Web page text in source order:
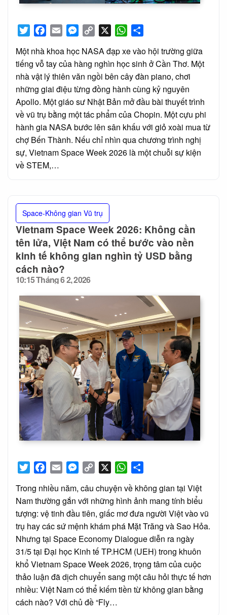
TwitterFacebook
Email Messenger
Copy
WhatsApp
Một nhà khoa học NASA đạp xe vào hội trường giữa
tiếng vỗ tay của hàng nghìn học sinh ở Cần Thơ. Một
nhà vật lý thiên văn ngồi bên cây đàn piano, chơi
những giai điệu từng đồng hành cùng kỷ nguyên
Apollo. Một giáo sư Nhật Bản mở đầu bài thuyết trình
về vũ trụ bằng một tác phẩm của Chopin. Một cựu phi
hành gia NASA bước lên sân khấu với giỏ xoài mua từ
chợ Bến Thành. Nếu chỉ nhìn qua chương trình nghị
sự, Vietnam Space Week 2026 là một chuỗi sự kiện
về STEM,…
TwitterFacebook
Email Messenger
Copy
WhatsApp
Trong nhiều năm, câu chuyện về không gian tại Việt
Nam thường gắn với những hình ảnh mang tính biểu
tượng: vệ tinh đầu tiên, giấc mơ đưa người Việt vào vũ
trụ hay các sứ mệnh khám phá Mặt Trăng và Sao Hỏa.
Nhưng tại Space Economy Dialogue diễn ra ngày
31/5 tại Đại học Kinh tế TP.HCM (UEH) trong khuôn
khổ Vietnam Space Week 2026, trọng tâm của cuộc
thảo luận đã dịch chuyển sang một câu hỏi thực tế hơn
nhiều: Việt Nam có thể kiếm tiền từ không gian bằng
cách nào? Với chủ đề “Fly…
Space-Không gian Vũ trụ
Vietnam Space Week 2026: Không cần
tên lửa, Việt Nam có thể bước vào nền
kinh tế không gian nghìn tỷ USD bằng
cách nào?
Posted
on
10:15 Tháng 6 2, 2026